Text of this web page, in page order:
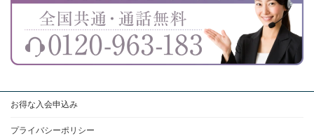
お得な入会申込み
プライバシーポリシー